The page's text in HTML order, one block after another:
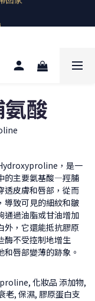
回家
酸
，是一
的主要氨基酸—羥脯
透皮膚和唇部，從而
導致可見的細紋和皺
通過油脂或甘油增加
外，它還能抵抗膠原
不受控制地增生
唇部變薄的跡象。